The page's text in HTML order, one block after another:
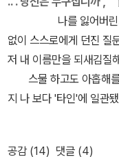
래됐지만 왠지 공지영이
간에 좀 더 절제하고 좀
지경이다. 사순이 사순
게 독자들에게 다시 소
'판타스틱 픽션 골드' 시
사인 RHK 의 스릴러 시
게 소개되는 시리즈는 그야말로
설에 관한 두 권의 신간 북스피어의 에스프레소 노벨라 시리즈 005
제임스의 <탐정소설을
미있어 보이는 책이 있었
오는 것인지. 개인적으로
서평에 우스갯소리로 써
에 '이야기를 끊임없이
닌지... ㅋㅋ 묘한 분위기
궁금해 자꾸만 책장을
이지 - 혼다테쓰야, 씨엘
픈 이야기. 드라마에선
고, 히메카와 시리즈를 애
나를 잃어버린지
없이 스스로에게 던진
저 내 이름만을 되새김질
스물 하고도 아홉해
지 나 보다 '타인'에 일
하듯 사는 삶에 진저
공감 (14) 댓글 (4)